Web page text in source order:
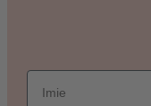
imie